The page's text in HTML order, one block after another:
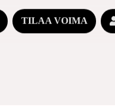
TILAA VOIMA